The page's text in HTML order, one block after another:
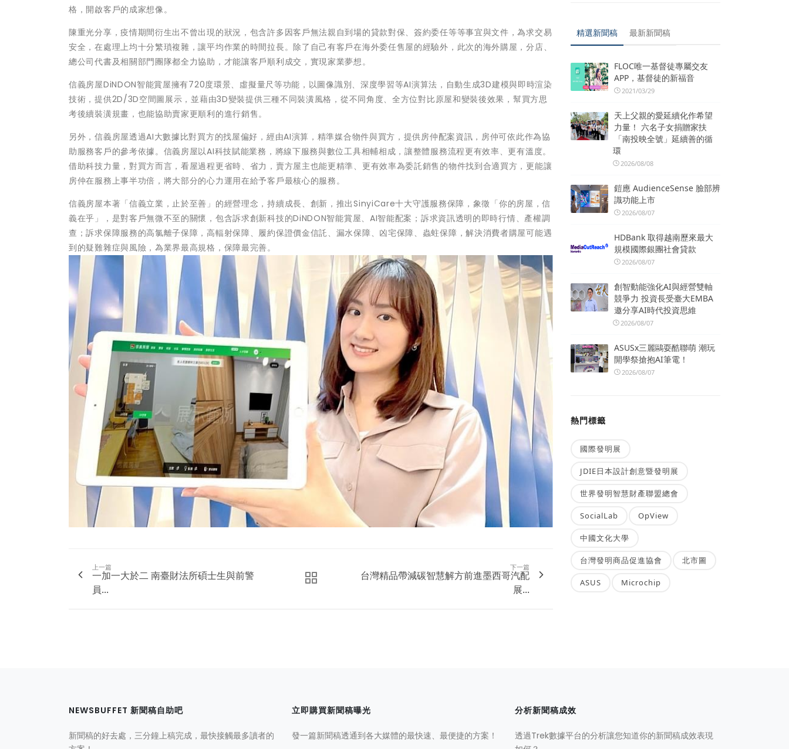
格，開啟客戶的成家想像。
陳重光分享，疫情期間衍生出不曾出現的狀況，包含許多因客戶無法親自到場的貸款對保、簽約委任等等事宜與文件，為求交易
安全，在處理上均十分繁瑣複雜，讓平均作業的時間拉長。除了自己有客戶在海外委任售屋的經驗外，此次的海外購屋，分店、
總公司代書及相關部門團隊都全力協助，才能讓客戶順利成交，實現家業夢想。
信義房屋DiNDON智能賞屋擁有720度環景、虛擬量尺等功能，以圖像識別、深度學習等AI演算法，自動生成3D建模與即時渲染
技術，提供2D/3D空間圖展示，並藉由3D變裝提供三種不同裝潢風格，從不同角度、全方位對比原屋和變裝後效果，幫買方思
考後續裝潢規畫，也能協助賣家更順利的進行銷售。
另外，信義房屋透過AI大數據比對買方的找屋偏好，經由AI演算，精準媒合物件與買方，提供房仲配案資訊，房仲可依此作為協
助服務客戶的參考依據。信義房屋以AI科技賦能業務，將線下服務與數位工具相輔相成，讓整體服務流程更有效率、更有溫度。
借助科技力量，對買方而言，看屋過程更省時、省力，賣方屋主也能更精準、更有效率為委託銷售的物件找到合適買方，更能讓
房仲在服務上事半功倍，將大部分的心力運用在給予客戶最核心的服務。
信義房屋本著「信義立業，止於至善」的經營理念，持續成長、創新，推出SinyiCare十大守護服務保障，象徵「你的房屋，信
義在乎」，是對客戶無微不至的關懷，包含訴求創新科技的DiNDON智能賞屋、AI智能配案；訴求資訊透明的即時行情、產權調
查；訴求保障服務的高氯離子保障，高輻射保障、履約保證價金信託、漏水保障、凶宅保障、蟲蛀保障，解決消費者購屋可能遇
到的疑難雜症與風險，為業界最高規格，保障最完善。
上一篇
一加一大於二 南臺財法所碩士生與前警
員...
下一篇
台灣精品帶減碳智慧解方前進墨西哥汽配
展...
精選新聞稿 最新新聞稿
FLOC唯一基督徒專屬交友
APP，基督徒的新福音
2021/03/29
天上父親的愛延續化作希望
力量！ 六名子女捐贈家扶
「南投映全號」延續善的循
環
2026/08/08
鎧應 AudienceSense 臉部辨
識功能上市
2026/08/07
HDBank 取得越南歷來最大
規模國際銀團社會貸款
2026/08/07
創智動能強化AI與經營雙軸
競爭力 投資長受臺大EMBA
邀分享AI時代投資思維
2026/08/07
ASUSx三麗鷗耍酷聯萌 潮玩
開學祭搶抱AI筆電！
2026/08/07
熱門標籤
國際發明展
JDIE日本設計創意暨發明展
世界發明智慧財產聯盟總會
SocialLab OpView
中國文化大學
台灣發明商品促進協會 北市圖
ASUS Microchip
NEWSBUFFET 新聞稿自助吧
新聞稿的好去處，三分鐘上稿完成，最快接觸最多讀者的
立即購買新聞稿曝光
發一篇新聞稿透通到各大媒體的最快速、最便捷的方案！
分析新聞稿成效
透過Trek數據平台的分析讓您知道你的新聞稿成效表現